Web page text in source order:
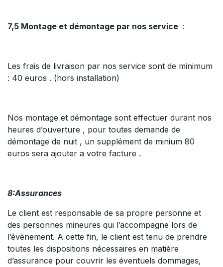
7,5 Montage et démontage par nos service :
Les frais de livraison par nos service sont de minimum
: 40 euros . (hors installation)
Nos montage et démontage sont effectuer durant nos
heures d’ouverture , pour toutes demande de
démontage de nuit , un supplément de minium 80
euros sera ajouter a votre facture .
8:Assurances
Le client est responsable de sa propre personne et
des personnes mineures qui l’accompagne lors de
l’évènement. A cette fin, le client est tenu de prendre
toutes les dispositions nécessaires en matière
d’assurance pour couvrir les éventuels dommages,